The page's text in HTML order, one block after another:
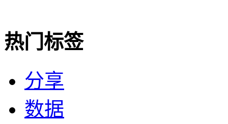
热门标签
分享
数据